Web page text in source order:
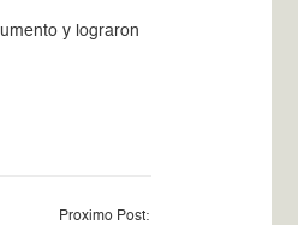
y lograron
Proximo Post: